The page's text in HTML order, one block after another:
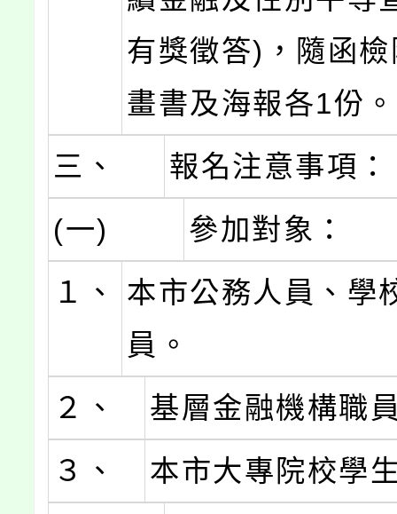
有獎徵答)，隨函
畫書及海報各1份。
三、
報名注意事項：
(一)
參加對象：
１、
本市公務人員、學
員。
２、
基層金融機構職
３、
本市大專院校學